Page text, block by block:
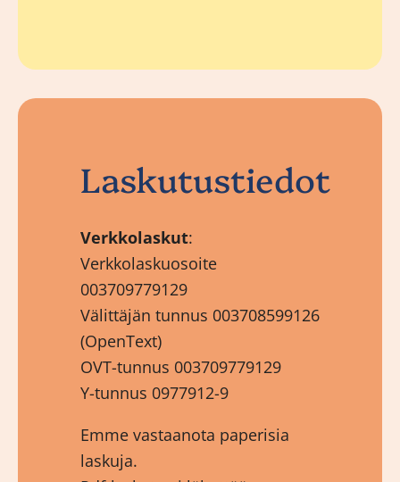
Laskutustiedot
Verkkolaskut:
Verkkolaskuosoite
003709779129
Välittäjän tunnus 003708599126
(OpenText)
OVT-tunnus 003709779129
Y-tunnus 0977912-9
Emme vastaanota paperisia
laskuja.